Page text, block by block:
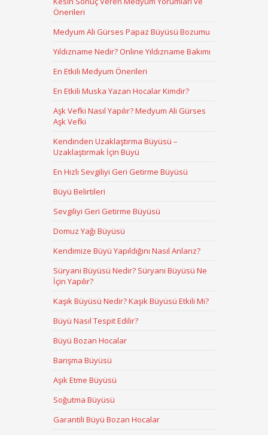
Önerileri
Medyum Ali Gürses Papaz Büyüsü Bozumu
Yıldızname Nedir? Online Yıldızname Bakımı
En Etkili Medyum Önerileri
En Etkili Muska Yazan Hocalar Kimdir?
Aşk Vefki Nasıl Yapılır? Medyum Ali Gürses
Aşk Vefki
Kendinden Uzaklaştırma Büyüsü –
Uzaklaştırmak İçin Büyü
En Hızlı Sevgiliyi Geri Getirme Büyüsü
Büyü Belirtileri
Sevgiliyi Geri Getirme Büyüsü
Domuz Yağı Büyüsü
Kendimize Büyü Yapıldığını Nasıl Anlarız?
Süryani Büyüsü Nedir? Süryani Büyüsü Ne
İçin Yapılır?
Kaşık Büyüsü Nedir? Kaşık Büyüsü Etkili Mi?
Büyü Nasıl Tespit Edilir?
Büyü Bozan Hocalar
Barışma Büyüsü
Aşık Etme Büyüsü
Soğutma Büyüsü
Garantili Büyü Bozan Hocalar